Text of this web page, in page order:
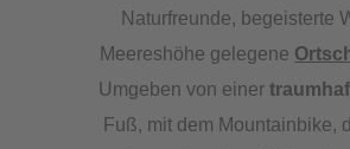
Naturfreunde, begeisterte
Meereshöhe gelegene
Umgeben von einer
Fuß, mit dem Mountainbike,